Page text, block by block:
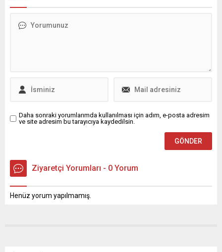
aşamasına ...
Daha sonraki yorumlarımda kullanılması için adım, e-posta adresim
ve site adresim bu tarayıcıya kaydedilsin.
Ziyaretçi Yorumları - 0 Yorum
Henüz yorum yapılmamış.